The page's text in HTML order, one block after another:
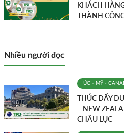
KHÁCH
THÀNH
Nhiều người đọc
ÚC - MỸ -
THÚC ĐẨY
– NEW
CHÂU LỤC